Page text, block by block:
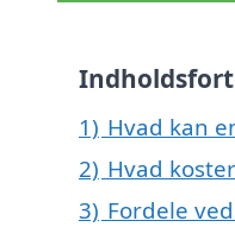
1) Hvad kan
2) Hvad
3) Fordele